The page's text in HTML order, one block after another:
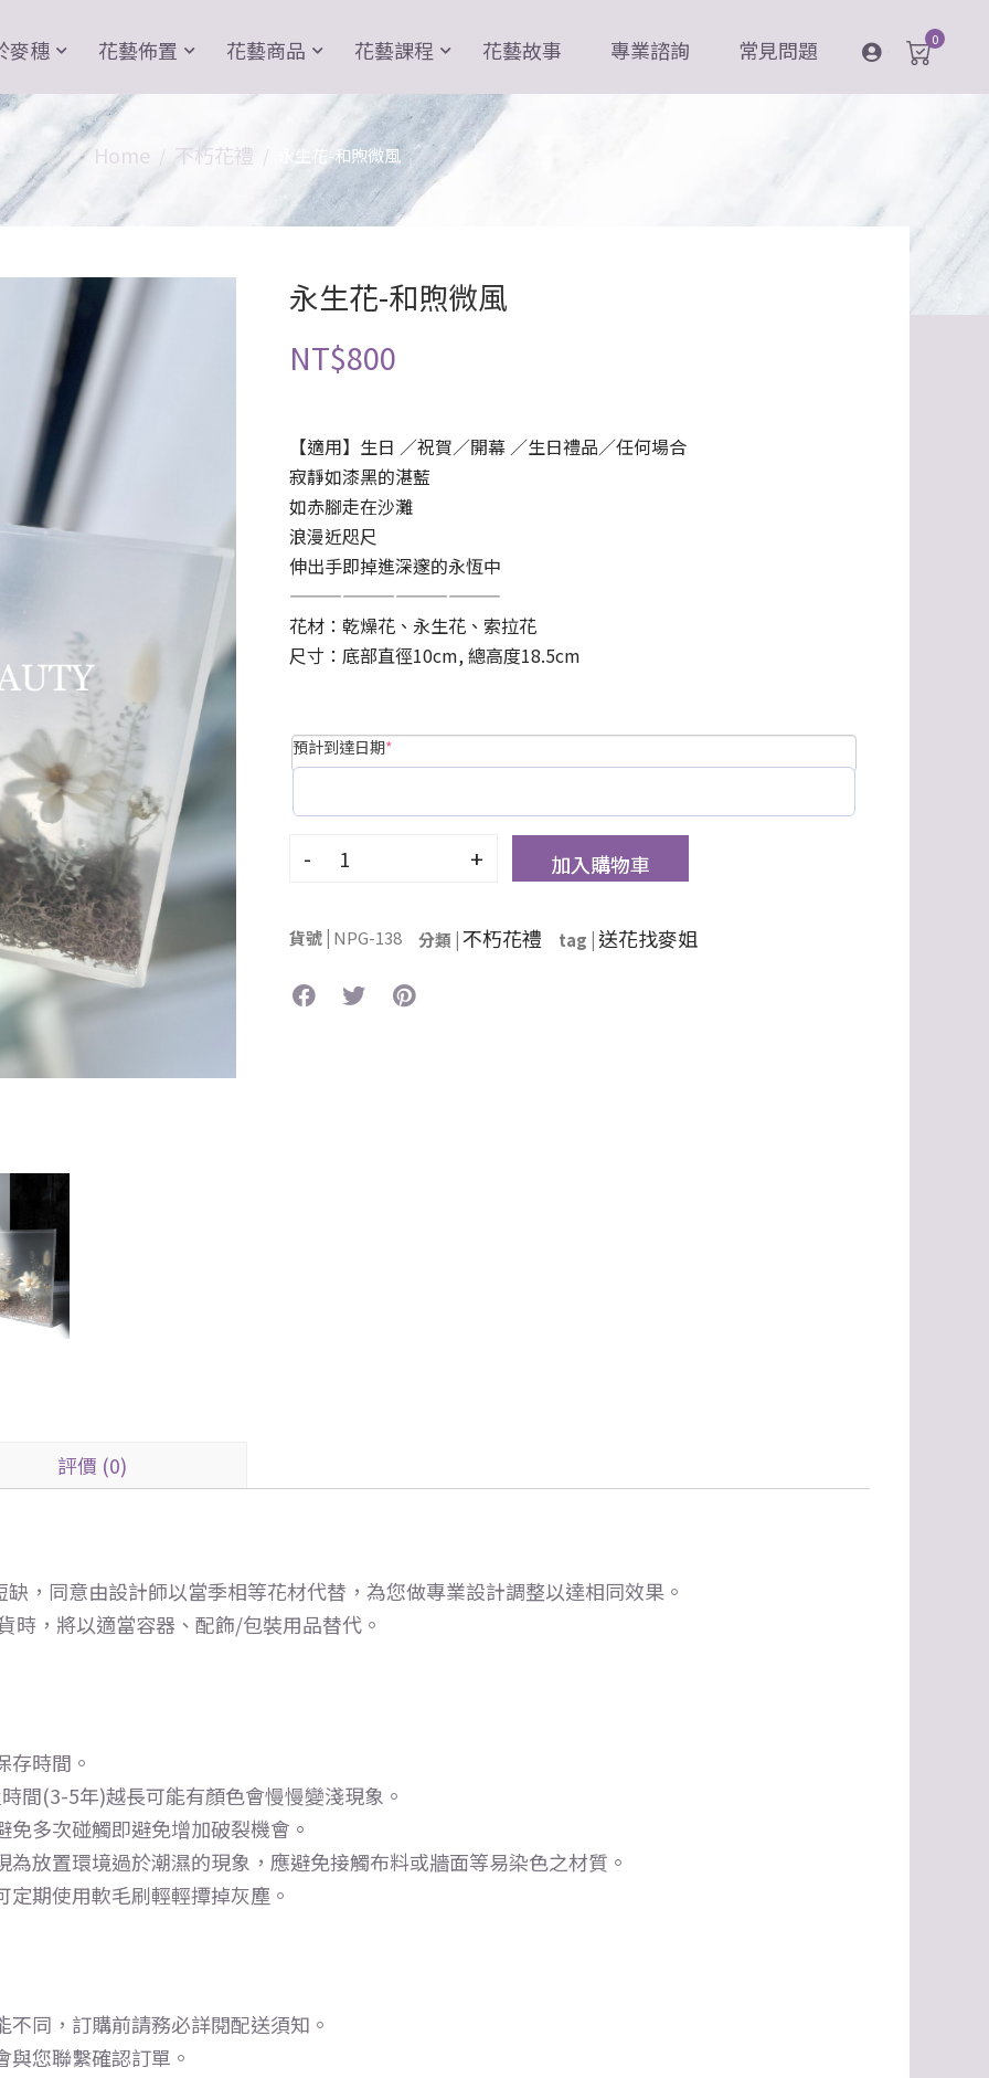
麥穗 花藝佈置 花藝商品 花藝課程 花藝故事 專業諮詢 常見問題 登入 0
Home 不朽花禮 永生花-和煦微風
永生花-和煦微風
NT$800
【適用】生日 ／祝賀／開幕 ／生日禮品／任何場合
寂靜如漆黑的湛藍
如赤腳走在沙灘
浪漫近咫尺
伸出手即掉進深邃的永恆中
————————————
花材：乾燥花、永生花、索拉花
尺寸：底部直徑10cm, 總高度18.5cm
預計到達日期*
- + 加入購物車
貨號 | NPG-138 分類 |不朽花禮 tag | 送花找麥姐
評價 (0)
，同意由設計師以當季相等花材代替，為您做專業設計調整以達相同效果。
，將以適當容器、配飾/包裝用品替代。
存時間。
間(3-5年)越長可能有顏色會慢慢變淺現象。
多次碰觸即避免增加破裂機會。
放置環境過於潮濕的現象，應避免接觸布料或牆面等易染色之材質。
期使用軟毛刷輕輕撢掉灰塵。
同，訂購前請務必詳閱配送須知。
您聯繫確認訂單。